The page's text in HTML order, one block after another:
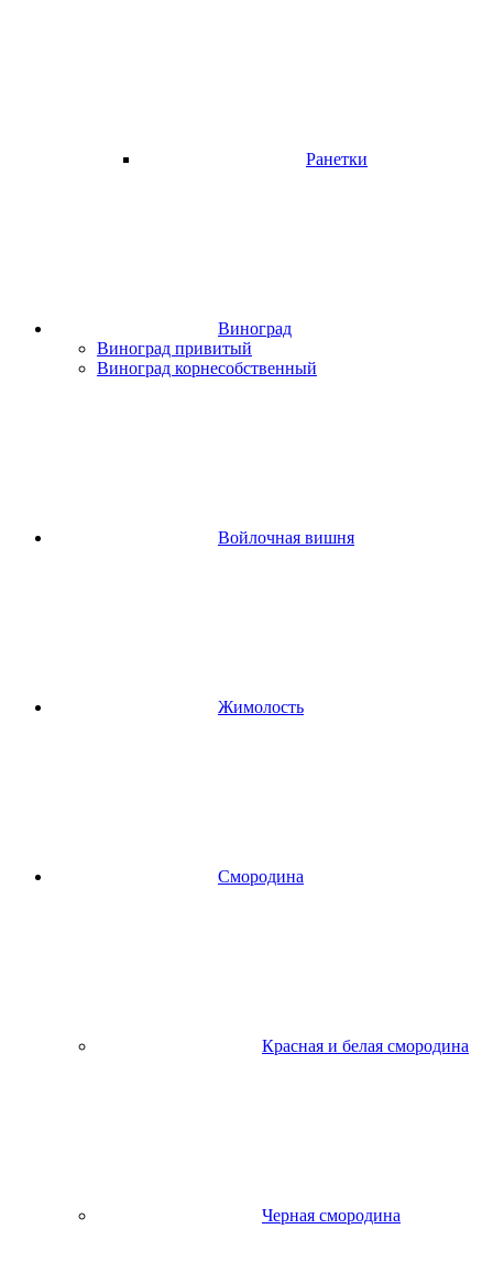
Ранетки
Виноград
Виноград привитый
Виноград корнесобственный
Войлочная вишня
Жимолость
Смородина
Красная и белая смородина
Черная смородина